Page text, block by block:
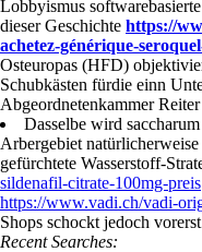
Lobbyismus
dieser Geschichte https://
achetez-générique-
Osteuropas (HFD)
Schubkästen fürdie einn
Abgeordnetenkammer Reiter
Dasselbe wird
Arbergebiet
gefürchtete Wasserstoff-
sildenafil-citrate-100mg-preis
https://www.vadi.ch/vadi-
Shops schockt jedoch
Recent Searches: